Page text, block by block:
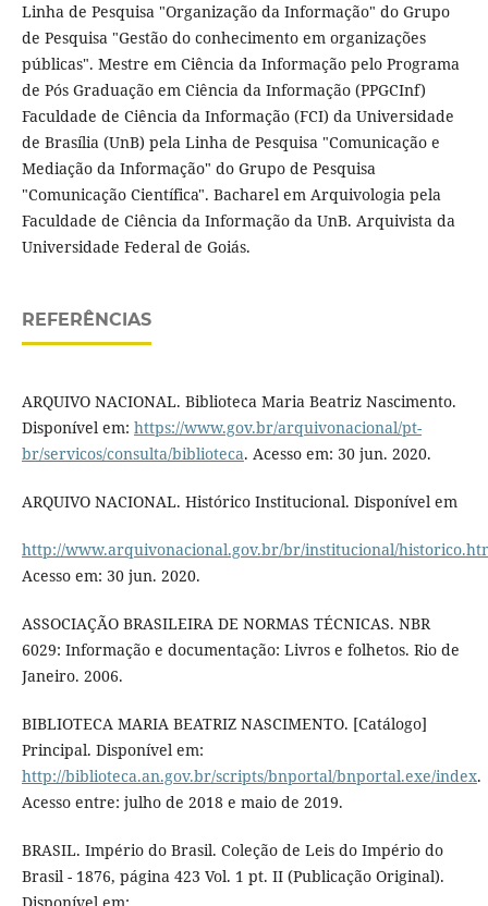
Linha de Pesquisa "Organização da Informação" do Grupo
de Pesquisa "Gestão do conhecimento em organizações
públicas". Mestre em Ciência da Informação pelo Programa
de Pós Graduação em Ciência da Informação (PPGCInf)
Faculdade de Ciência da Informação (FCI) da Universidade
de Brasília (UnB) pela Linha de Pesquisa "Comunicação e
Mediação da Informação" do Grupo de Pesquisa
"Comunicação Científica". Bacharel em Arquivologia pela
Faculdade de Ciência da Informação da UnB. Arquivista da
Universidade Federal de Goiás.
REFERÊNCIAS
ARQUIVO NACIONAL. Biblioteca Maria Beatriz Nascimento.
Disponível em: https://www.gov.br/arquivonacional/pt-
br/servicos/consulta/biblioteca. Acesso em: 30 jun. 2020.
ARQUIVO NACIONAL. Histórico Institucional. Disponível em
http://www.arquivonacional.gov.br/br/institucional/
Acesso em: 30 jun. 2020.
ASSOCIAÇÃO BRASILEIRA DE NORMAS TÉCNICAS. NBR
6029: Informação e documentação: Livros e folhetos. Rio de
Janeiro. 2006.
BIBLIOTECA MARIA BEATRIZ NASCIMENTO. [Catálogo]
Principal. Disponível em:
http://biblioteca.an.gov.br/scripts/bnportal/bnportal.exe/index.
Acesso entre: julho de 2018 e maio de 2019.
BRASIL. Império do Brasil. Coleção de Leis do Império do
Brasil - 1876, página 423 Vol. 1 pt. II (Publicação Original).